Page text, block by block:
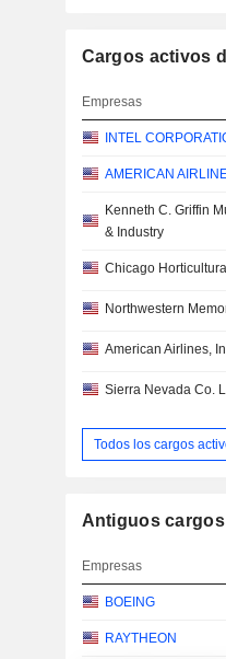
Cargos activos
Empresas
INTEL
AMERICAN
Kenneth C. Griffin
& Industry
Chicago
Northwestern
American Airlines,
Sierra Nevada Co.
Todos los cargos
Antiguos
Empresas
BOEING
RAYTHEON